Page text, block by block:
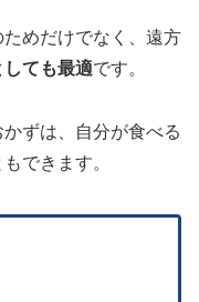
めだけでなく、遠方
ても最適です。
ずは、自分が食べる
できます。